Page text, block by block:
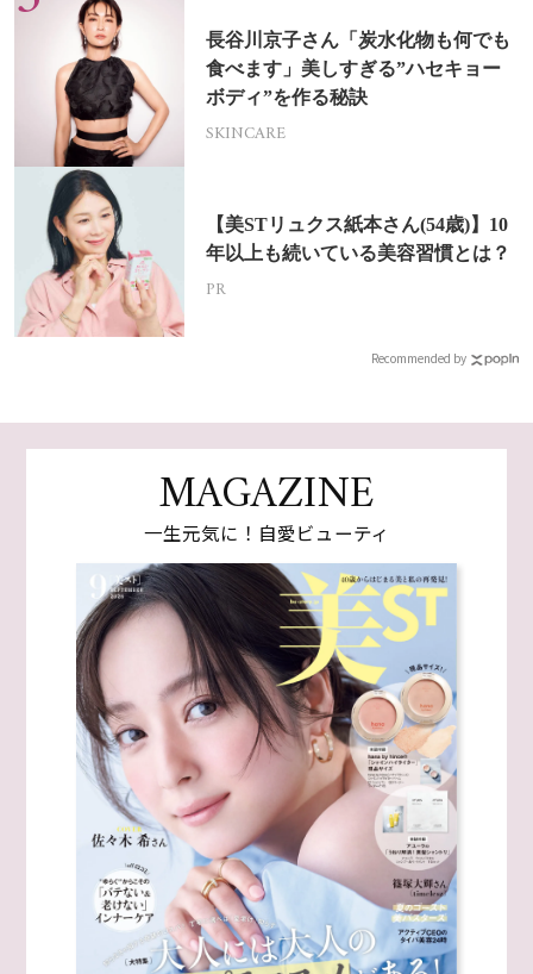
長谷川京子さん「炭水化物も何でも
食べます」美しすぎる”ハセキョー
ボディ”を作る秘訣
SKINCARE
【美STリュクス紙本さん(54歳)】10
年以上も続いている美容習慣とは？
PR
Recommended by
MAGAZINE
一生元気に！自愛ビューティ